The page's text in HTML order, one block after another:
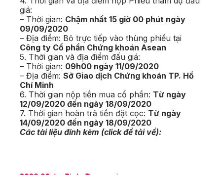
giá:
– Thời gian: Chậm nhất 15 giờ 00 phút ngày
09/09/2020
– Địa điểm: Bỏ trực tiếp vào thùng phiếu tại
Công ty Cổ phần Chứng khoán Asean
5. Thời gian và địa điểm đấu giá:
– Thời gian: 09h00 ngày 11/09/2020
– Địa điểm: Sở Giao dịch Chứng khoán TP. Hồ
Chí Minh
6. Thời gian nộp tiền mua cổ phần: Từ ngày
12/09/2020 đến ngày 18/09/2020
7. Thời gian hoàn trả tiền đặt cọc: Từ ngày
14/09/2020 đến ngày 18/09/2020
Các tài liệu đính kèm (click để tải về):